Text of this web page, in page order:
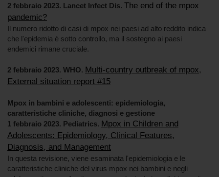
2 febbraio 2023. Lancet Infect Dis. The end of the mpox
pandemic?
Il numero ridotto di casi di mpox nei paesi ad alto reddito indica
che l'epidemia è sotto controllo, ma il sostegno ai paesi
endemici rimane cruciale.
2 febbraio 2023. WHO. Multi-country outbreak of mpox,
External situation report #15
Mpox in bambini e adolescenti: epidemiologia,
caratteristiche cliniche, diagnosi e gestione
1 febbraio 2023. Pediatrics. Mpox in Children and
Adolescents: Epidemiology, Clinical Features,
Diagnosis, and Management
In questa revisione, viene esaminata l'epidemiologia e le
caratteristiche cliniche del virus mpox nei bambini e negli